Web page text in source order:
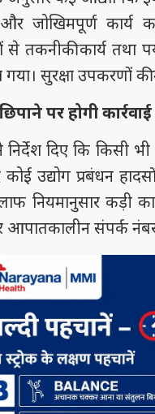
जोखिमपूर्ण कार्य
से तकनीकी कार्य तथा
गया। सुरक्षा उपकरणों
पर होगी कार्रवाई
दिए कि किसी भी
कोई उद्योग प्रबंधन
नियमानुसार कड़ी
संपर्क नंबर